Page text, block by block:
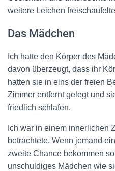
weitere Leichen
Das Mädchen
Ich hatte den Körper des
davon überzeugt, dass ihr
hatten sie in eins der freien
Zimmer entfernt gelegt und
friedlich schlafen.
Ich war in einem innerlichen
betrachtete. Wenn jemand
zweite Chance bekommen
unschuldiges Mädchen wie